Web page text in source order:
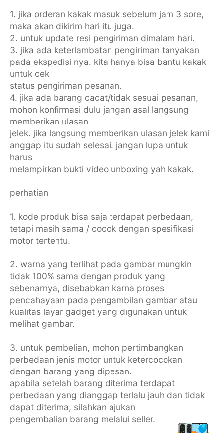
1. jika orderan kakak masuk sebelum jam 3 sore,
maka akan dikirim hari itu juga.
2. untuk update resi pengiriman dimalam hari.
3. jika ada keterlambatan pengiriman tanyakan
pada ekspedisi nya. kita hanya bisa bantu kakak
untuk cek
status pengiriman pesanan.
4. jika ada barang cacat/tidak sesuai pesanan,
mohon konfirmasi dulu jangan asal langsung
memberikan ulasan
jelek. jika langsung memberikan ulasan jelek kami
anggap itu sudah selesai. jangan lupa untuk
harus
melampirkan bukti video unboxing yah kakak.
perhatian
1. kode produk bisa saja terdapat perbedaan,
tetapi masih sama / cocok dengan spesifikasi
motor tertentu.
2. warna yang terlihat pada gambar mungkin
tidak 100% sama dengan produk yang
sebenarnya, disebabkan karna proses
pencahayaan pada pengambilan gambar atau
kualitas layar gadget yang digunakan untuk
melihat gambar.
3. untuk pembelian, mohon pertimbangkan
perbedaan jenis motor untuk ketercocokan
dengan barang yang dipesan.
apabila setelah barang diterima terdapat
perbedaan yang dianggap terlalu jauh dan tidak
dapat diterima, silahkan ajukan
pengembalian barang melalui seller.